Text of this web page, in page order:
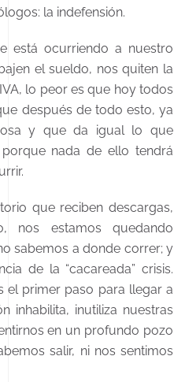
la indefensión.
está ocurriendo a nuestro
el sueldo, nos quiten la
lo peor es que hoy todos
después de todo esto, ya
y que da igual lo que
nada de ello tendrá
que reciben descargas,
nos estamos quedando
sabemos a donde correr; y
de la “cacareada” crisis.
el primer paso para llegar a
inhabilita, inutiliza nuestras
en un profundo pozo
salir, ni nos sentimos